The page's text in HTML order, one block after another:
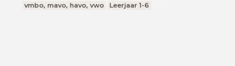
vmbo, mavo, havo, vwo
Leerjaar 1-6